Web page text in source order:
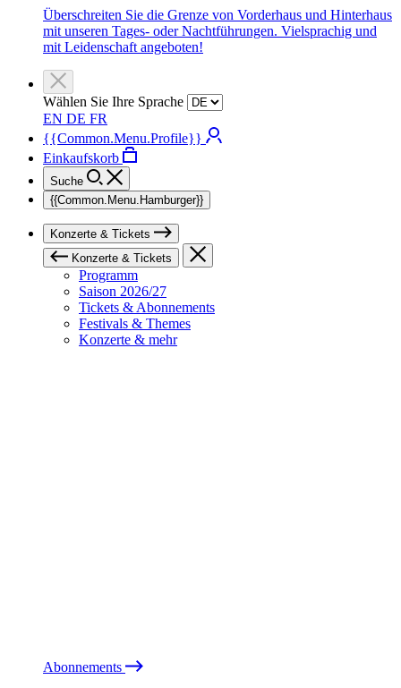
Überschreiten Sie die Grenze von Vorderhaus und Hinterhaus
mit unseren Tages- oder Nachtführungen. Vielsprachig und
mit Leidenschaft angeboten!
Wählen Sie Ihre Sprache
EN DE FR
{{Common.Menu.Profile}}
Einkaufskorb
Suche
{{Common.Menu.Hamburger}}
Konzerte & Tickets
Konzerte & Tickets
Programm
Saison 2026/27
Tickets & Abonnements
Festivals & Themes
Konzerte & mehr
Abonnements